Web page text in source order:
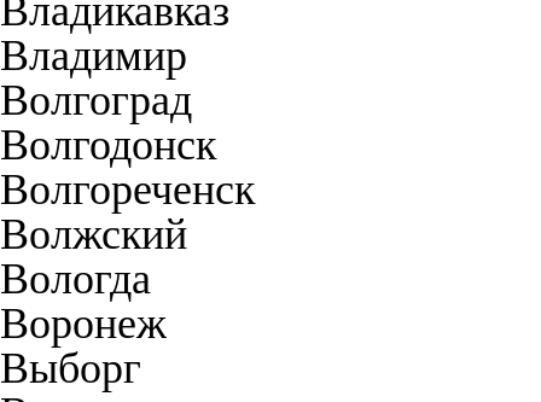
Владикавказ
Владимир
Волгоград
Волгодонск
Волгореченск
Волжский
Вологда
Воронеж
Выборг